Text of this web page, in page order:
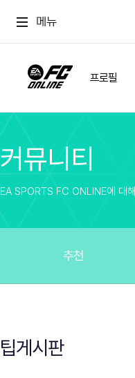
메뉴
프로필
스쿼드
커뮤니티
방명록
커뮤니티
EA SPORTS FC ONLINE에 대
추천
팁게시판